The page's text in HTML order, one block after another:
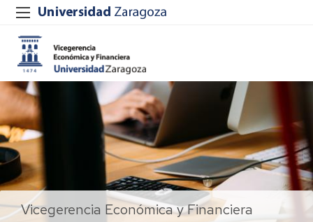
Vicegerencia Económica y Financiera